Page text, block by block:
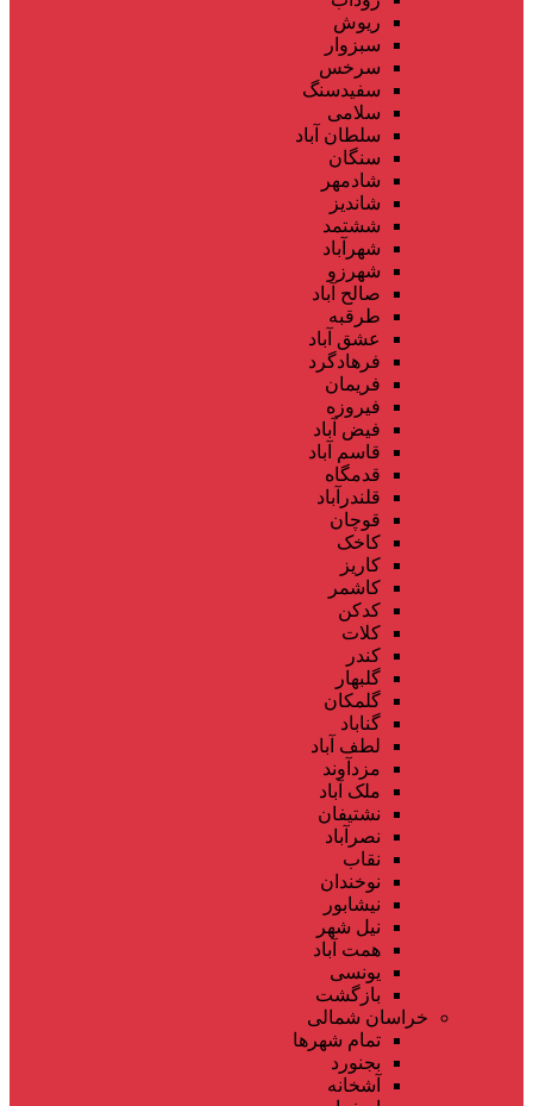
ریوش
سبزوار
سرخس
سفیدسنگ
سلامی
سلطان آباد
سنگان
شادمهر
شاندیز
ششتمد
شهرآباد
شهرزو
صالح آباد
طرقبه
عشق آباد
فرهادگرد
فریمان
فیروزه
فیض آباد
قاسم آباد
قدمگاه
قلندرآباد
قوچان
کاخک
کاریز
کاشمر
کدکن
کلات
کندر
گلبهار
گلمکان
گناباد
لطف آباد
مزدآوند
ملک آباد
نشتیفان
نصرآباد
نقاب
نوخندان
نیشابور
نیل شهر
همت آباد
یونسی
بازگشت
خراسان شمالی
تمام شهر‌ها
بجنورد
آشخانه